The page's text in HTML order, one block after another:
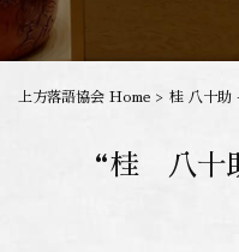
上方落語協会 Home > 桂 八十助
“桂 八十